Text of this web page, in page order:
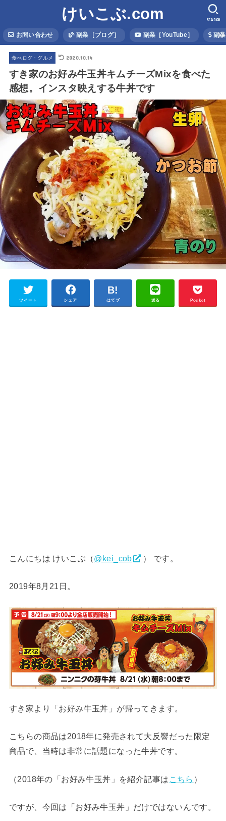
けいこぶ.com
お問い合わせ 副業［ブログ］ 副業［YouTube］ 副業
SEARCH
食べログ・グルメ 2020.10.14
すき家のお好み牛玉丼キムチーズMixを食べた
感想。インスタ映えする牛丼です
ツイート シェア はてブ 送る Pocket
こんにちは けいこぶ（@kei_cob ） です。
2019年8月21日。
すき家より「お好み牛玉丼」が帰ってきます。
こちらの商品は2018年に発売されて大反響だった限定
商品で、当時は非常に話題になった牛丼です。
（2018年の「お好み牛玉丼」を紹介記事は こちら ）
ですが、今回は「お好み牛玉丼」だけではないんです。